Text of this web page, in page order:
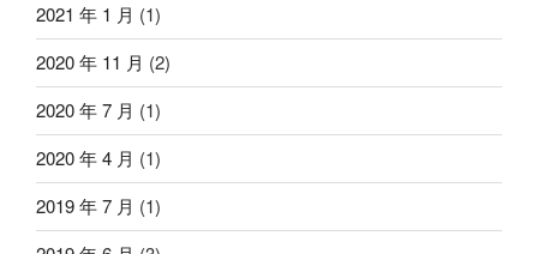
2021 年 1 月 (1)
2020 年 11 月 (2)
2020 年 7 月 (1)
2020 年 4 月 (1)
2019 年 7 月 (1)